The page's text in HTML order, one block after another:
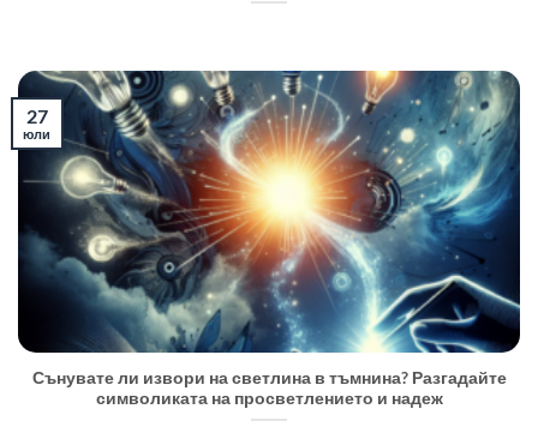
Сънувате ли извори на светлина в тъмнина? Разгадайте
символиката на просветлението и надеж
27
юли